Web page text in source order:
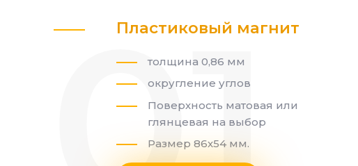
Пластиковый магнит
толщина 0,86 мм
округление углов
Поверхность матовая или
глянцевая на выбор
Размер 86х54 мм.